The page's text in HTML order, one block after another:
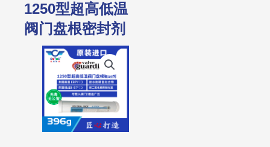
1250型超高低温
阀门盘根密封剂